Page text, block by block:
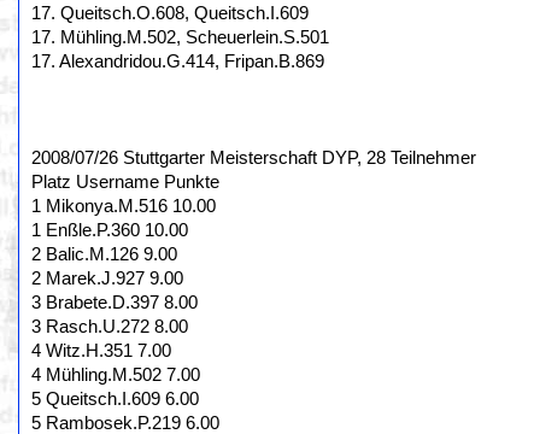
17. Queitsch.O.608, Queitsch.I.609
17. Mühling.M.502, Scheuerlein.S.501
17. Alexandridou.G.414, Fripan.B.869
2008/07/26 Stuttgarter Meisterschaft DYP, 28 Teilnehmer
Platz Username Punkte
1 Mikonya.M.516 10.00
1 Enßle.P.360 10.00
2 Balic.M.126 9.00
2 Marek.J.927 9.00
3 Brabete.D.397 8.00
3 Rasch.U.272 8.00
4 Witz.H.351 7.00
4 Mühling.M.502 7.00
5 Queitsch.I.609 6.00
5 Rambosek.P.219 6.00